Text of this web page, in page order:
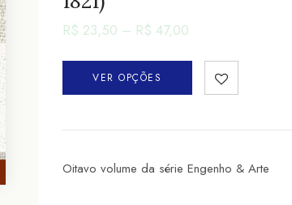
R$ 23,50 – R$ 47,00
VER OPÇÕES
Oitavo volume da série Engenho & Arte